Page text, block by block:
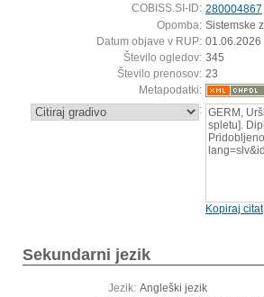
COBISS.SI-ID: 280004867
Opomba: Sistemske
Datum objave v RUP: 01.06.2026
Število ogledov: 345
Število prenosov: 23
Metapodatki:
: GERM,
spletu].
Kopiraj citat
Sekundarni jezik
Jezik: Angleški jezik